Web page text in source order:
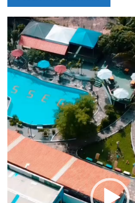
Tocador
de
vídeo